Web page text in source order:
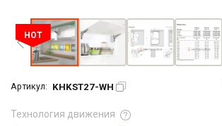
HOT
Артикул: KHKST27-WH
Технология движения